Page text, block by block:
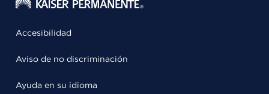
Accesibilidad
Aviso de no discriminación
Ayuda en su idioma